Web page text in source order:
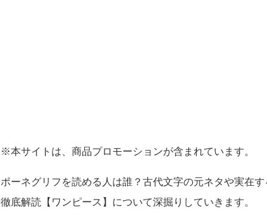
※本サイトは、商品プロモーションが含まれています。
ポーネグリフを読める人は誰？古代文字の元ネタや実在す
徹底解読【ワンピース】について深掘りしていきます。